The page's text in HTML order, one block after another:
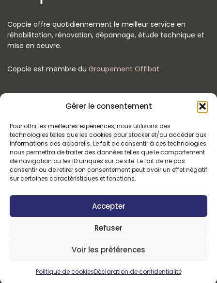
Gérer le consentement
Pour offrir les meilleures expériences, nous utilisons des
technologies telles que les cookies pour stocker et/ou accéder aux
informations des appareils. Le fait de consentir à ces technologies
nous permettra de traiter des données telles que le comportement
de navigation ou les ID uniques sur ce site. Le fait de ne pas
consentir ou de retirer son consentement peut avoir un effet négatif
sur certaines caractéristiques et fonctions.
Accepter
Refuser
Voir les préférences
Politique de cookiesDéclaration de confidentialité
Copcie offre quotidiennement le meilleur service en
réhabilitation, rénovation, dépannage, étude technique et
mise en oeuvre.
Copcie est membre du Groupement Offibat.
CONTACT
48-50, avenue du Président Kennedy - 92160 Antony
01 48 59 39 57
Copyright 2025 - Tous droits réservés -
réalisationIntersection Conseil & Création.